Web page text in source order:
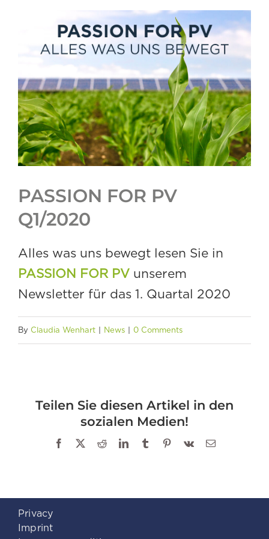
Larger
PASSION FOR PV
Q1/2020
Alles was uns bewegt lesen Sie in
PASSION FOR PV unserem
Newsletter für das 1. Quartal 2020
By Claudia Wenhart News 0 Comments
Teilen Sie diesen Artikel in den
sozialen Medien!
Facebook
X RedditLinkedInTumblrPinterest
Vk Email
Privacy
Imprint